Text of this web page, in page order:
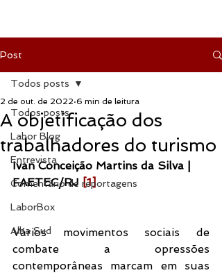
Post
Todos posts
Labor Blog
Entrevista
Comentário de reportagens
LaborBox
Alba Sud
Todos posts
A objetificação dos
trabalhadores do turismo
2 de out. de 2022 6 min de leitura
Ivan Conceição Martins da Silva |
FAETEC/RJ [1]
Vários movimentos sociais de
combate a opressões
contemporâneas marcam em suas